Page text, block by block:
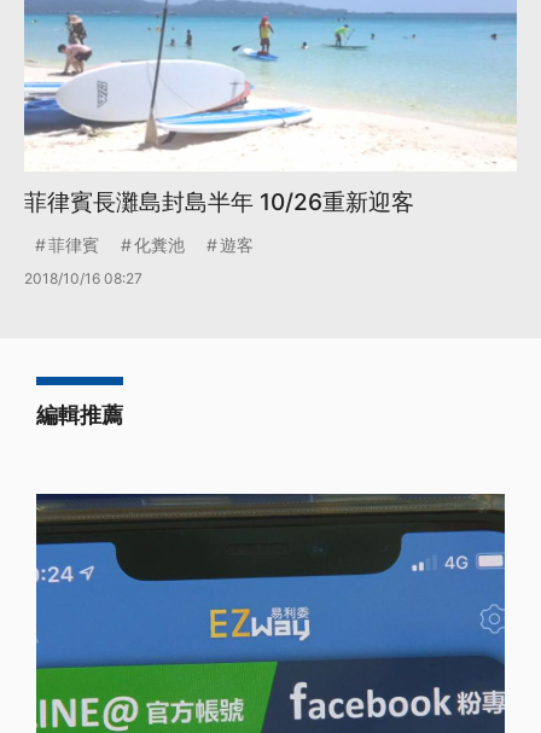
菲律賓長灘島封島半年 10/26重新迎客
菲律賓 化糞池 遊客
2018/10/16 08:27
編輯推薦